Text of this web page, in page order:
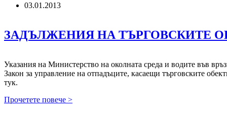
03.01.2013
ЗАДЪЛЖЕНИЯ НА ТЪРГОВСКИТЕ
Указания на Министерство на околната среда и водите във
Закон за управление на отпадъците, касаещи търговските
тук.
Прочетете повече >ЗАДЪЛЖЕНИЯ